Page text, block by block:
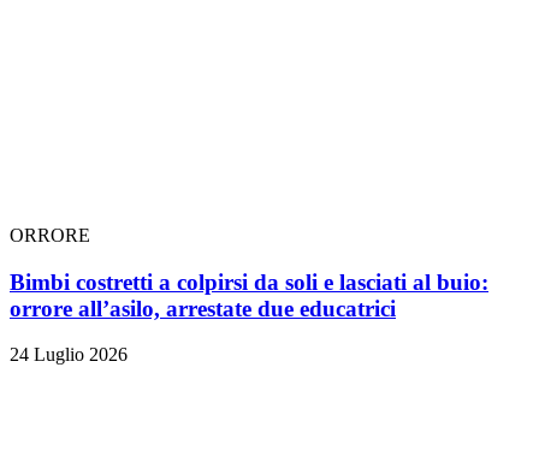
ORRORE
Bimbi costretti a colpirsi da soli e lasciati al buio:
orrore all’asilo, arrestate due educatrici
24 Luglio 2026